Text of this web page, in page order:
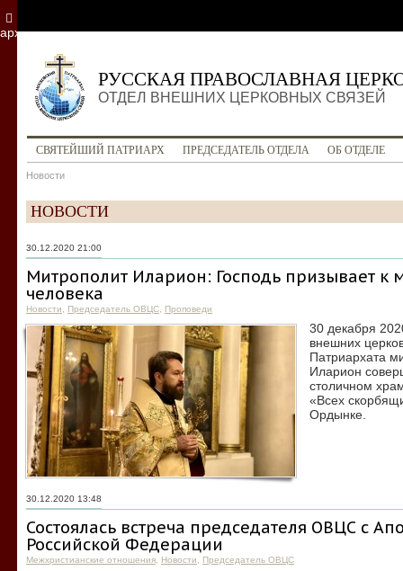
РУССКАЯ ПРАВОСЛАВНАЯ
ОТДЕЛ ВНЕШНИХ ЦЕРКОВНЫХ СВЯЗЕЙ
СВЯТЕЙШИЙ ПАТРИАРХ ПРЕДСЕДАТЕЛЬ ОТДЕЛА ОБ ОТДЕЛЕ
Новости
НОВОСТИ
30.12.2020 21:00
Митрополит Иларион: Господь призывает к
человека
Новости Председатель ОВЦС Проповеди
30 декабря
внешних
Патриархата
Иларион
столичном
«Всех
Ордынке.
30.12.2020 13:48
Состоялась встреча председателя ОВЦС с
Российской Федерации
Межхристианские отношения Новости Председатель ОВЦС
архив